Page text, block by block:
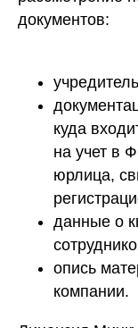
документов:
куда
на учет в
юрлица,
данные о
опись
компании.